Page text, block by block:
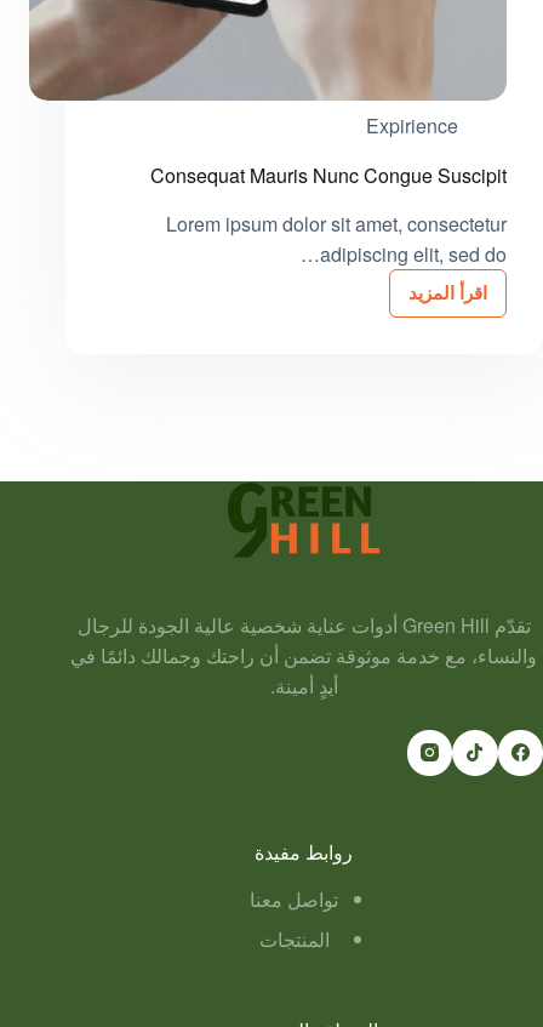
Expirience
Consequat Mauris Nunc Congue Suscipit
Lorem ipsum dolor sit amet, consectetur
adipiscing elit, sed do…
اقرأ المزيد
Consequat
تقدّم Green Hill أدوات عناية شخصية عالية الجودة للرجال
والنساء، مع خدمة موثوقة تضمن أن راحتك وجمالك دائمًا في
أيدٍ أمينة.
روابط مفيدة
تواصل معنا
المنتجات